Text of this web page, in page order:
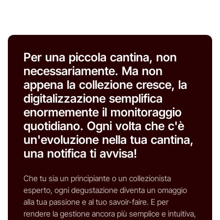
Per una piccola cantina, non
necessariamente. Ma non
appena la collezione cresce, la
digitalizzazione semplifica
enormemente il monitoraggio
quotidiano. Ogni volta che c'è
un'evoluzione nella tua cantina,
una notifica ti avvisa!
Che tu sia un principiante o un collezionista
esperto, ogni degustazione diventa un omaggio
alla tua passione e al tuo savoir-faire. E per
rendere la gestione ancora più semplice e intuitiva,